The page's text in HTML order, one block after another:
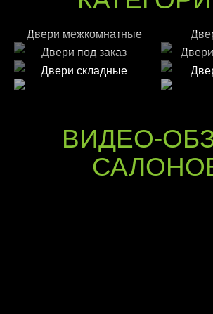
Двери межкомнатные
Двери под заказ
Двери складные
ВИДЕО-